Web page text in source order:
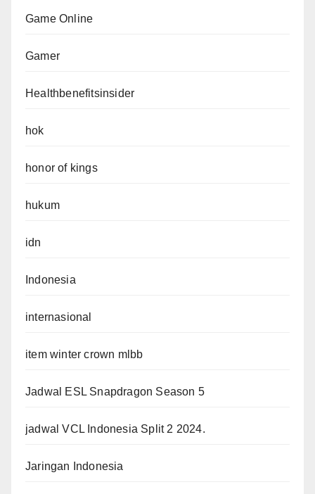
Game Online
Gamer
Healthbenefitsinsider
hok
honor of kings
hukum
idn
Indonesia
internasional
item winter crown mlbb
Jadwal ESL Snapdragon Season 5
jadwal VCL Indonesia Split 2 2024.
Jaringan Indonesia